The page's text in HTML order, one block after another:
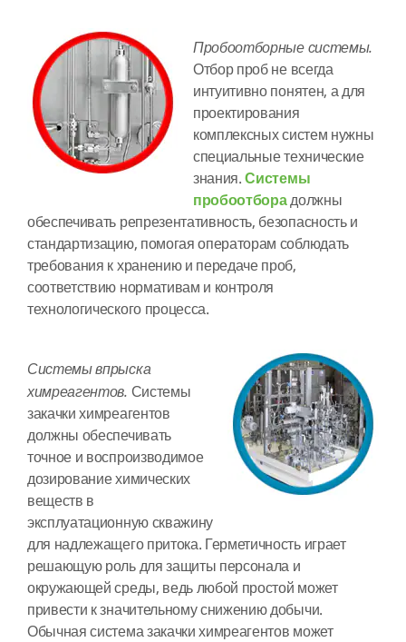
Пробоотборные системы.
Отбор проб не всегда
интуитивно понятен, а для
проектирования
комплексных систем нужны
специальные технические
знания.Системы
пробоотборадолжны
обеспечивать репрезентативность, безопасность и
стандартизацию, помогая операторам соблюдать
требования к хранению и передаче проб,
соответствию нормативам и контроля
технологического процесса.
Системы впрыска
химреагентов. Системы
закачки химреагентов
должны обеспечивать
точное и воспроизводимое
дозирование химических
веществ в
эксплуатационную скважину
для надлежащего притока. Герметичность играет
решающую роль для защиты персонала и
окружающей среды, ведь любой простой может
привести к значительному снижению добычи.
Обычная система закачки химреагентов может